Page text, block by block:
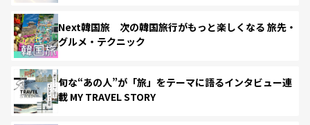
Next韓国旅 次の韓国旅行がもっと楽しくなる 旅先・
グルメ・テクニック
旬な“あの人”が「旅」をテーマに語るインタビュー連
載 MY TRAVEL STORY